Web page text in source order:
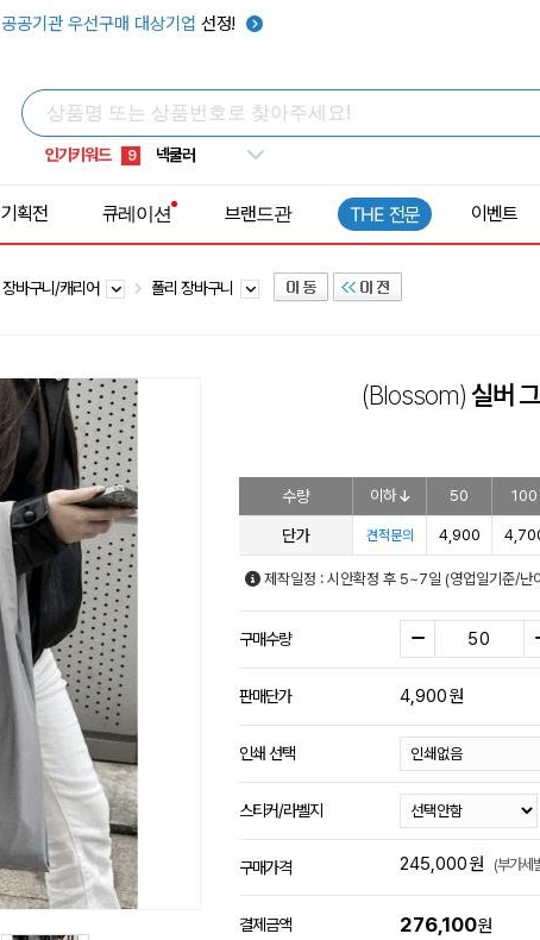
공공기관 우선구매 대상기업 선정!
인기키워드
5 키캡
8 쿨토시
9 넥쿨러
1 선풍기
기획전 큐레이션 브랜드관 THE 전문 이벤트
장바구니/캐리어 폴리 장바구니
(Blossom)실버
수량 이하 50 100
단가 견적문의 4,900
제작일정 : 시안확정 후 5~7일 (영업일기준/난
구매수량
판매단가 4,900원
인쇄 선택
스티커/라벨지
구매가격 245,000원 (부가세
결제금액 276,100원